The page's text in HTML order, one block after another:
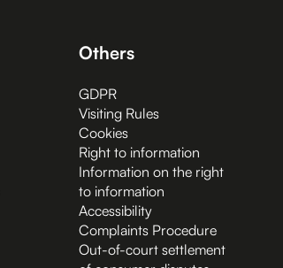
Others
GDPR
Visiting Rules
Cookies
Right to information
Information on the right
to information
Accessibility
Complaints Procedure
Out-of-court settlement